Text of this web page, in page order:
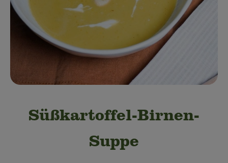
Obst & Gemüse
Bäckerei
Drogerie & Haushalt
Süßkartoffel-Birnen-
Suppe